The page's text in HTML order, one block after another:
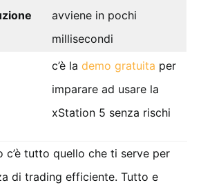
avviene in pochi
millisecondi
c’è la demo gratuita per
imparare ad usare la
xStation 5 senza rischi
c’è tutto quello che ti serve per
di trading efficiente. Tutto e